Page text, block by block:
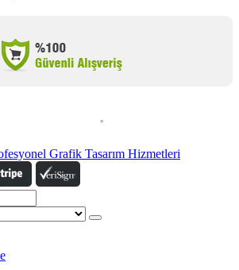
Grafik Tasarım Hizmetleri